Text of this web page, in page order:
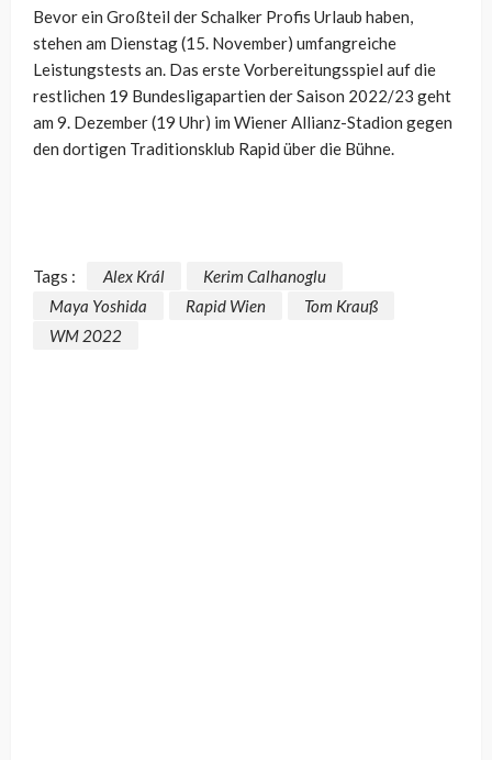
Bevor ein Großteil der Schalker Profis Urlaub haben,
stehen am Dienstag (15. November) umfangreiche
Leistungstests an. Das erste Vorbereitungsspiel auf die
restlichen 19 Bundesligapartien der Saison 2022/23 geht
am 9. Dezember (19 Uhr) im Wiener Allianz-Stadion gegen
den dortigen Traditionsklub Rapid über die Bühne.
Tags : Alex Král
Kerim Calhanoglu
Maya Yoshida
Rapid Wien
Tom Krauß
WM 2022